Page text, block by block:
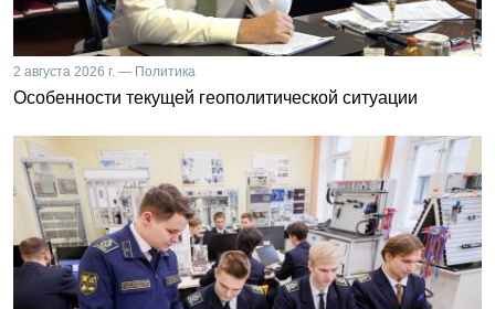
2 августа 2026 г. — Политика
Особенности текущей геополитической ситуации